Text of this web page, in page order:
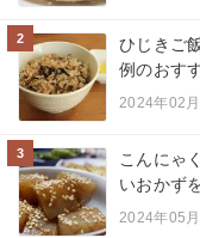
2
ひじきご
例のおす
2024年02
3
こんにゃ
いおかず
2024年05